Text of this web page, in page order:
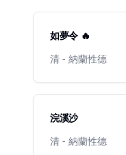
如夢令 🔥
清 - 納蘭性德
浣溪沙
清 - 納蘭性德